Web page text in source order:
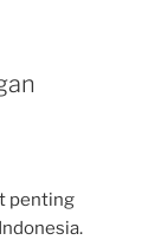
penting